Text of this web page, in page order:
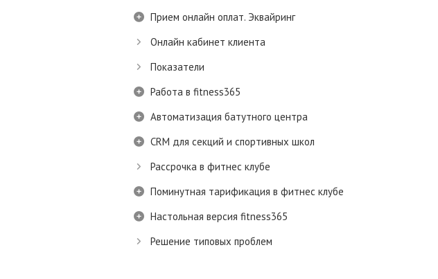
Прием онлайн оплат. Эквайринг
Онлайн кабинет клиента
Показатели
Работа в fitness365
Автоматизация батутного центра
CRM для секций и спортивных школ
Рассрочка в фитнес клубе
Поминутная тарификация в фитнес клубе
Настольная версия fitness365
Решение типовых проблем